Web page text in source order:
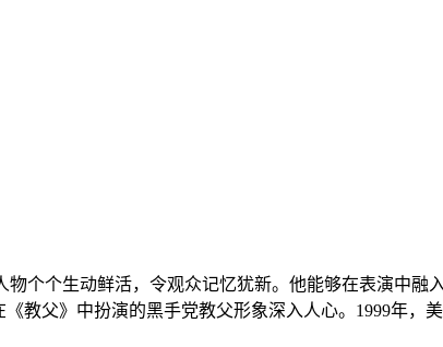
个个生动鲜活，令观众记忆犹新。他能够在表演中融
教父》中扮演的黑手党教父形象深入人心。1999年，